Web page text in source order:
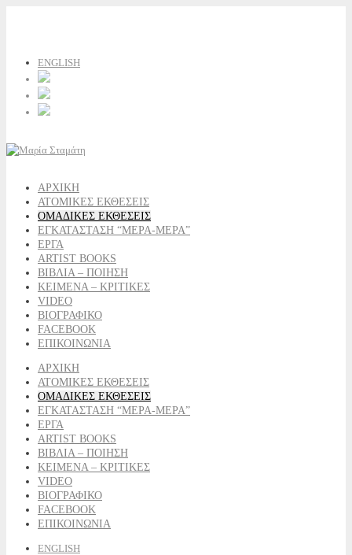
ENGLISH
ΑΡΧΙΚΗ
ΑΤΟΜΙΚΕΣ ΕΚΘΕΣΕΙΣ
ΟΜΑΔΙΚΕΣ ΕΚΘΕΣΕΙΣ
ΕΓΚΑΤΑΣΤΑΣΗ “ΜΕΡΑ-ΜΕΡΑ”
ΕΡΓΑ
ARTIST BOOKS
ΒΙΒΛΙΑ – ΠΟΙΗΣΗ
ΚΕΙΜΕΝΑ – ΚΡΙΤΙΚΕΣ
VIDEO
ΒΙΟΓΡΑΦΙΚΟ
FACEBOOK
ΕΠΙΚΟΙΝΩΝΙΑ
ΑΡΧΙΚΗ
ΑΤΟΜΙΚΕΣ ΕΚΘΕΣΕΙΣ
ΟΜΑΔΙΚΕΣ ΕΚΘΕΣΕΙΣ
ΕΓΚΑΤΑΣΤΑΣΗ “ΜΕΡΑ-ΜΕΡΑ”
ΕΡΓΑ
ARTIST BOOKS
ΒΙΒΛΙΑ – ΠΟΙΗΣΗ
ΚΕΙΜΕΝΑ – ΚΡΙΤΙΚΕΣ
VIDEO
ΒΙΟΓΡΑΦΙΚΟ
FACEBOOK
ΕΠΙΚΟΙΝΩΝΙΑ
ENGLISH